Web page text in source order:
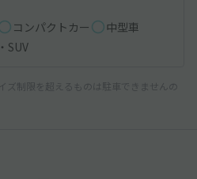
コンパクトカー
中型車
SUV
ズ制限を超えるものは駐車できませんの